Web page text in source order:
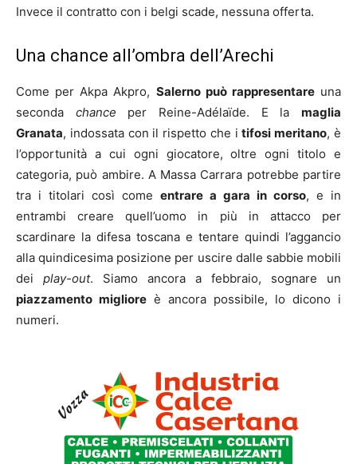
Invece il contratto con i belgi scade, nessuna offerta.
Una chance all’ombra dell’Arechi
Come per Akpa Akpro, Salerno può rappresentareuna
seconda chance per Reine-Adélaïde. E lamaglia
Granata, indossata con il rispetto che itifosi meritano, è
l’opportunità a cui ogni giocatore, oltre ogni titolo e
categoria, può ambire. A Massa Carrara potrebbe partire
tra i titolari così come entrare a gara in corso, e in
entrambi creare quell’uomo in più in attacco per
scardinare la difesa toscana e tentare quindi l’aggancio
alla quindicesima posizione per uscire dalle sabbie mobili
dei play-out. Siamo ancora a febbraio, sognare un
piazzamento migliore è ancora possibile, lo dicono i
numeri.